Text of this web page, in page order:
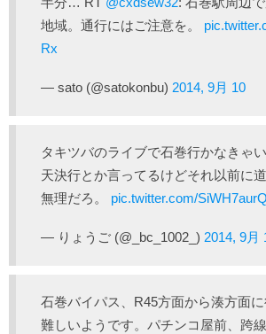
地域。通行にはご注意を。
Rx
— sato (@satokonbu) 2014, 9月 10
タキツバのライブで石巻行かなきゃ
天決行とか言ってるけどそれ以前に
無理だろ。 pic.twitter.com/
— りょうご (@_bc_1002_) 2014, 9月
石巻バイパス、R45方面から湊方面
難しいようです。パチンコ屋前、跨